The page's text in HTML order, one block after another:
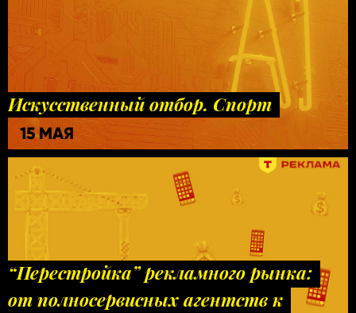
Искусственный отбор. Спорт
15 МАЯ
“Перестройка” рекламного рынка:
от полносервисных агентств к